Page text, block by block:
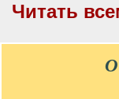
Читать
О